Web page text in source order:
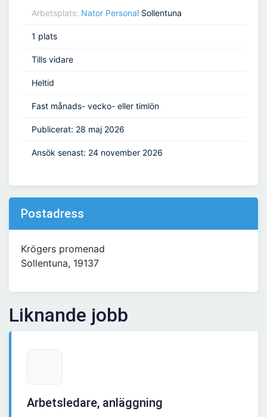
Arbetsplats: Nator Personal Sollentuna
1 plats
Tills vidare
Heltid
Fast månads- vecko- eller timlön
Publicerat: 28 maj 2026
Ansök senast: 24 november 2026
Postadress
Krögers promenad
Sollentuna, 19137
Liknande jobb
Arbetsledare, anläggning